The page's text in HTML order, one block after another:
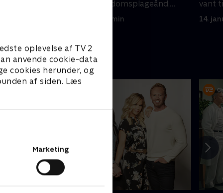
oplevelse af TV 2
anvende cookie-data
cookies herunder, og
af siden. Læs
Marketing
med Steves barndomsplageånd,
7. januar 1993 • 44 min
vant
14.